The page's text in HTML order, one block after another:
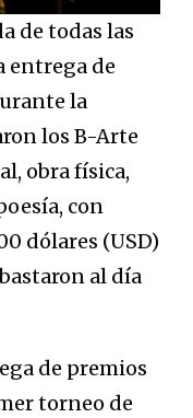
de todas las
entrega de
la
los B-Arte
obra física,
con
dólares (USD)
al día
de premios
torneo de